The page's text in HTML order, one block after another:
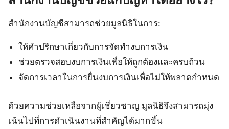
สำนักงานบัญชีสามารถช่วยมูลนิธิในการ:
ให้คำปรึกษาเกี่ยวกับการจัดทำงบการเงิน
ช่วยตรวจสอบงบการเงินเพื่อให้ถูกต้องและครบถ้วน
จัดการเวลาในการยื่นงบการเงินเพื่อไม่ให้พลาดกำหนด
ด้วยความช่วยเหลือจากผู้เชี่ยวชาญ มูลนิธิจึงสามารถมุ่ง
เน้นไปที่การดำเนินงานที่สำคัญได้มากขึ้น